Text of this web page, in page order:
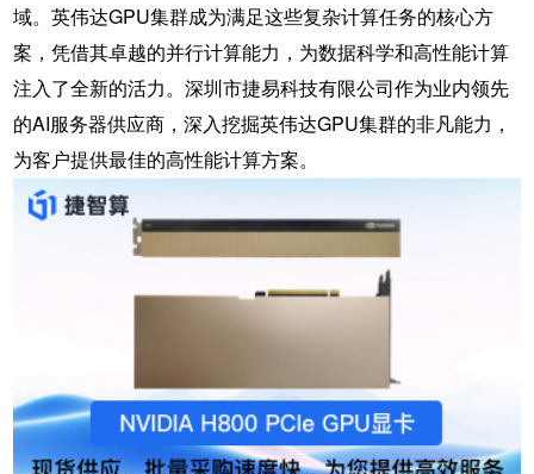
域。英伟达GPU集群成为满足这些复杂计算任务的核心方
案，凭借其卓越的并行计算能力，为数据科学和高性能计算
注入了全新的活力。深圳市捷易科技有限公司作为业内领先
的AI服务器供应商，深入挖掘英伟达GPU集群的非凡能力，
为客户提供最佳的高性能计算方案。